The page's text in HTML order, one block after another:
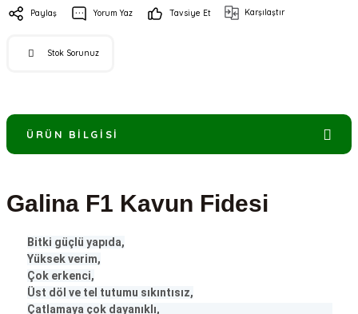
Paylaş Yorum Yaz Tavsiye Et Karşılaştır
Stok Sorunuz
ÜRÜN BILGISI
Galina F1 Kavun Fidesi
Bitki güçlü yapıda,
Yüksek verim,
Çok erkenci,
Üst döl ve tel tutumu sıkıntısız,
Çatlamaya çok dayanıklı,